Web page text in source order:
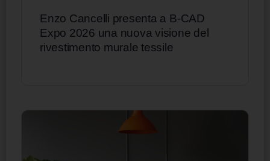
Enzo Cancelli presenta a B-CAD
Expo 2026 una nuova visione del
rivestimento murale tessile